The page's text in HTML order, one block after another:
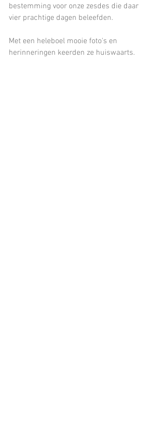
bestemming voor onze zesdes die daar
vier prachtige dagen beleefden.
Met een heleboel mooie foto's en
herinneringen keerden ze huiswaarts.